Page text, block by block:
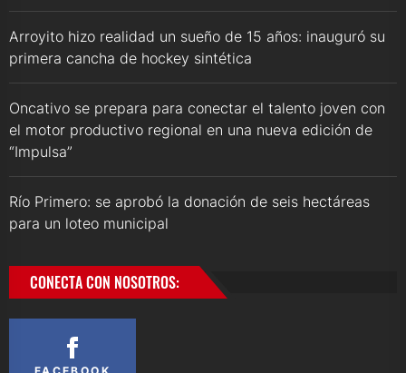
Arroyito hizo realidad un sueño de 15 años: inauguró su
primera cancha de hockey sintética
Oncativo se prepara para conectar el talento joven con
el motor productivo regional en una nueva edición de
“Impulsa”
Río Primero: se aprobó la donación de seis hectáreas
para un loteo municipal
CONECTA CON NOSOTROS: